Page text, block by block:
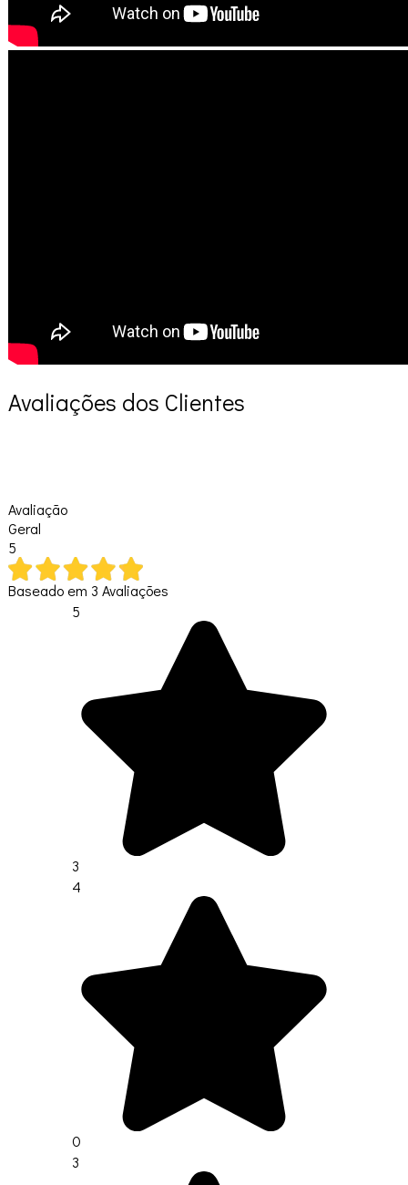
Avaliações dos Clientes
Avaliação
Geral
5
Baseado em 3 Avaliações
5
3
4
0
3